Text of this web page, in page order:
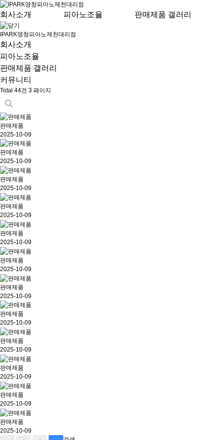
회사소개 피아노조율 판매제품 갤러리
IPARK영창피아노제천대리점
회사소개
피아노조율
판매제품 갤러리
커뮤니티
Total 44건 3 페이지
판매제품
2025-10-09
판매제품
2025-10-09
판매제품
2025-10-09
판매제품
2025-10-09
판매제품
2025-10-09
판매제품
2025-10-09
판매제품
2025-10-09
판매제품
2025-10-09
판매제품
2025-10-09
판매제품
2025-10-09
판매제품
2025-10-09
판매제품
2025-10-09